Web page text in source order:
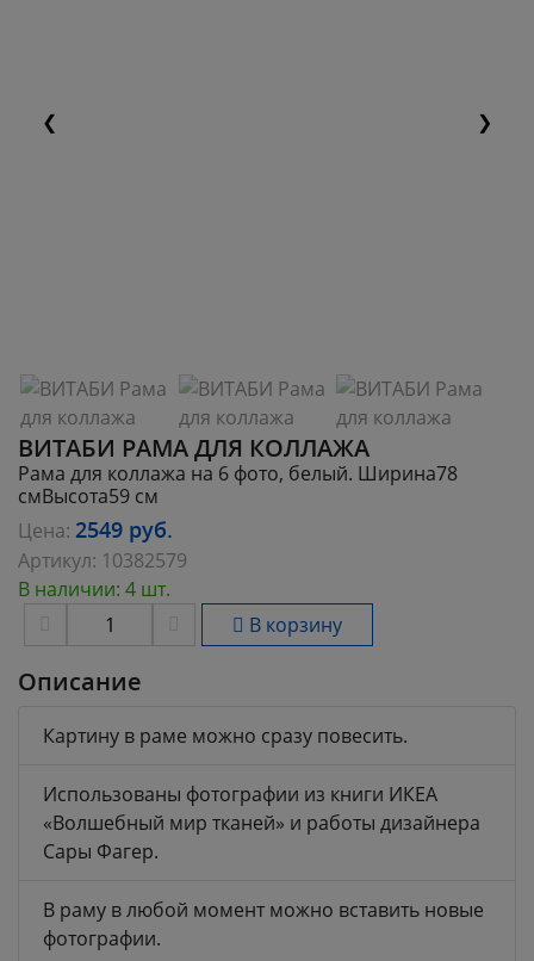
❮ ❯
ВИТАБИ РАМА ДЛЯ КОЛЛАЖА
Рама для коллажа на 6 фото, белый. Ширина78
смВысота59 см
Цена: 2549 руб.
Артикул: 10382579
В наличии: 4 шт.
В корзину
Описание
Картину в раме можно сразу повесить.
Использованы фотографии из книги ИКЕА
«Волшебный мир тканей» и работы дизайнера
Сары Фагер.
В раму в любой момент можно вставить новые
фотографии.